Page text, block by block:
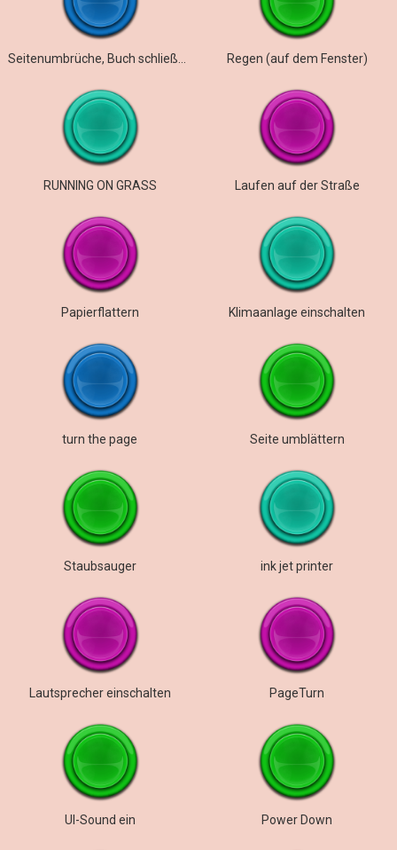
Regen (auf dem Fenster)
RUNNING ON GRASS Laufen auf der Straße
Papierflattern Klimaanlage einschalten
turn the page Seite umblättern
Staubsauger ink jet printer
Lautsprecher einschalten PageTurn
UI-Sound ein Power Down